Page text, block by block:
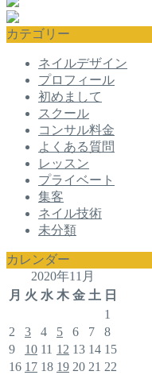
カテゴリー
ネイルデザイン
プロフィール
初めまして
スクール
コンサル料金
よくある質問
レッスン
プライベート
集客
ネイル技術
未分類
カレンダー
2020年11月
月 火 水 木 金 土 日
1
2
3 4 5 6 7
8
9
10 11 12 13 14 15
16 17 18 19 20 21 22